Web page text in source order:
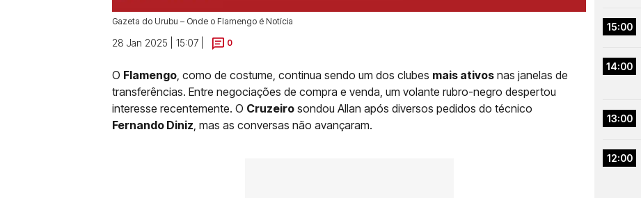
Gazeta do Urubu – Onde o Flamengo é Notícia
28 Jan 2025 | 15:07 | 0
O Flamengo, como de costume, continua sendo um dos clubes mais ativos nas janelas de
transferências. Entre negociações de compra e venda, um volante rubro-negro despertou
interesse recentemente. O Cruzeiro sondou Allan após diversos pedidos do técnico
Fernando Diniz, mas as conversas não avançaram.
15:00
14:00
13:00
12:00